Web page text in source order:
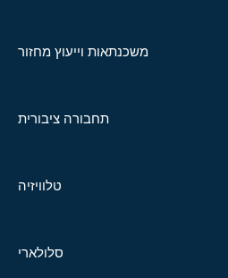
משכנתאות וייעוץ מחזור
תחבורה ציבורית
טלוויזיה
סלולארי